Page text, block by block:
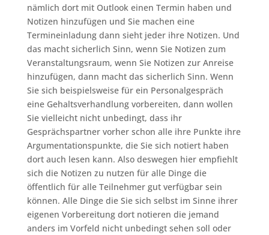
nämlich dort mit Outlook einen Termin haben und
Notizen hinzufügen und Sie machen eine
Termineinladung dann sieht jeder ihre Notizen. Und
das macht sicherlich Sinn, wenn Sie Notizen zum
Veranstaltungsraum, wenn Sie Notizen zur Anreise
hinzufügen, dann macht das sicherlich Sinn. Wenn
Sie sich beispielsweise für ein Personalgespräch
eine Gehaltsverhandlung vorbereiten, dann wollen
Sie vielleicht nicht unbedingt, dass ihr
Gesprächspartner vorher schon alle ihre Punkte ihre
Argumentationspunkte, die Sie sich notiert haben
dort auch lesen kann. Also deswegen hier empfiehlt
sich die Notizen zu nutzen für alle Dinge die
öffentlich für alle Teilnehmer gut verfügbar sein
können. Alle Dinge die Sie sich selbst im Sinne ihrer
eigenen Vorbereitung dort notieren die jemand
anders im Vorfeld nicht unbedingt sehen soll oder